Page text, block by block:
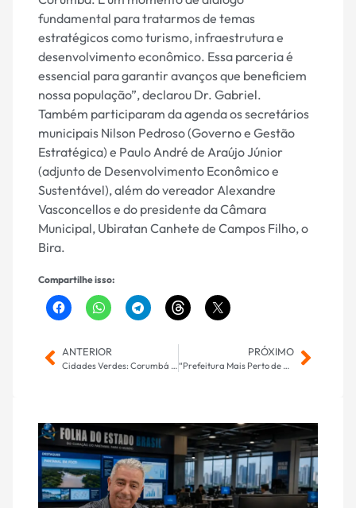
fundamental para tratarmos de temas
estratégicos como turismo, infraestrutura e
desenvolvimento econômico. Essa parceria é
essencial para garantir avanços que beneficiem
nossa população”, declarou Dr. Gabriel.
Também participaram da agenda os secretários
municipais Nilson Pedroso (Governo e Gestão
Estratégica) e Paulo André de Araújo Júnior
(adjunto de Desenvolvimento Econômico e
Sustentável), além do vereador Alexandre
Vasconcellos e do presidente da Câmara
Municipal, Ubiratan Canhete de Campos Filho, o
Bira.
Compartilhe isso:
ANTERIOR
Cidades Verdes: Corumbá assume vice-presidência de Combate à Seca e Incêndios Florestais
PRÓXIMO
“Prefeitura Mais Perto de Você” segue com atendimentos neste sábado